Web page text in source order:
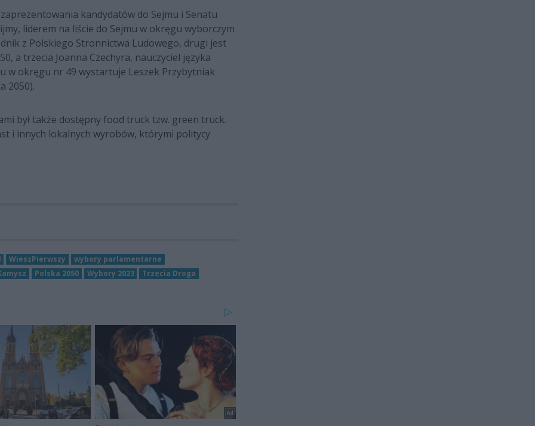
kandydatów do Sejmu i Senatu
liderem na liście do Sejmu w okręgu wyborczym
z Polskiego Stronnictwa Ludowego, drugi jest
a trzecia Joanna Czechyra, nauczyciel języka
w okręgu nr 49 wystartuje Leszek Przybytniak
2050).
był także dostępny food truck tzw. green truck.
i innych lokalnych wyrobów, którymi politycy
WieszPierwszy
wybory parlamentarne
Polska 2050 Wybory 2023
Trzecia Droga